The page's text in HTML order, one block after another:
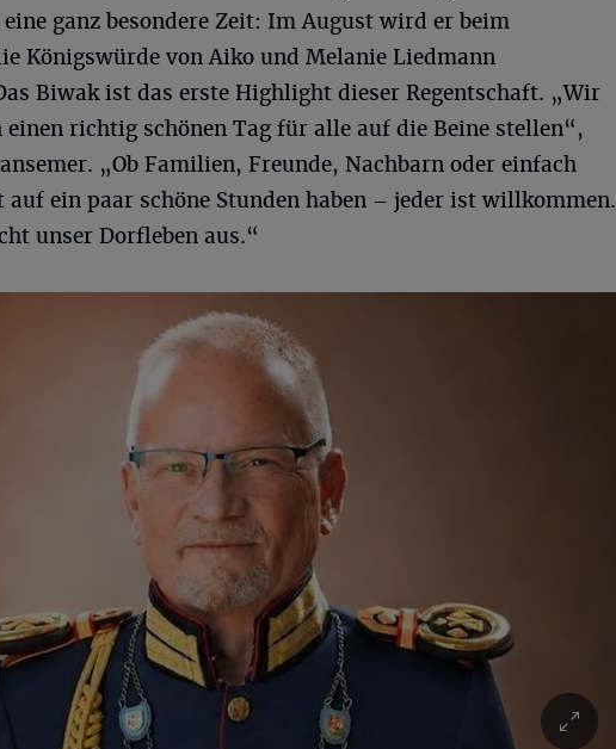
ganz besondere Zeit: Im August wird er beim
Königswürde von Aiko und Melanie Liedmann
Biwak ist das erste Highlight dieser Regentschaft. „Wir
richtig schönen Tag für alle auf die Beine stellen“,
„Ob Familien, Freunde, Nachbarn oder einfach
auf ein paar schöne Stunden haben – jeder ist willkommen.
unser Dorfleben aus.“